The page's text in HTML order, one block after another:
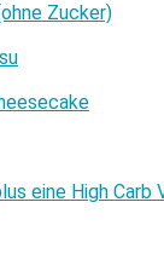
Zucker)
eine High Carb